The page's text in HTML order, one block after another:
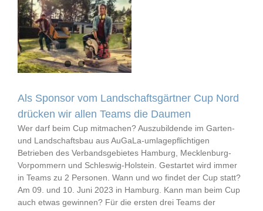
Als Sponsor vom Landschaftsgärtner Cup Nord
drücken wir allen Teams die Daumen
Wer darf beim Cup mitmachen? Auszubildende im Garten-
und Landschaftsbau aus AuGaLa-umlagepflichtigen
Betrieben des Verbandsgebietes Hamburg, Mecklenburg-
Vorpommern und Schleswig-Holstein. Gestartet wird immer
in Teams zu 2 Personen. Wann und wo findet der Cup statt?
Am 09. und 10. Juni 2023 in Hamburg. Kann man beim Cup
auch etwas gewinnen? Für die ersten drei Teams der